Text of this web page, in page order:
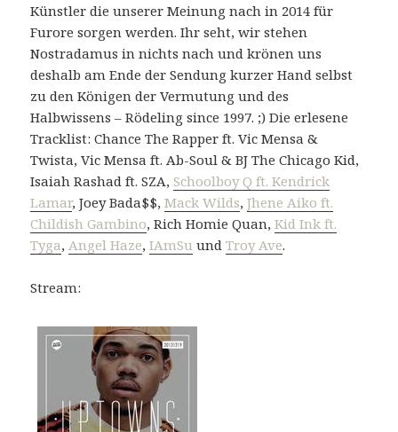
Künstler die unserer Meinung nach in 2014 für
Furore sorgen werden. Ihr seht, wir stehen
Nostradamus in nichts nach und krönen uns
deshalb am Ende der Sendung kurzer Hand selbst
zu den Königen der Vermutung und des
Halbwissens – Rödeling since 1997. ;) Die erlesene
Tracklist: Chance The Rapper ft. Vic Mensa &
Twista, Vic Mensa ft. Ab-Soul & BJ The Chicago Kid,
Isaiah Rashad ft. SZA,Schoolboy Q ft. Kendrick
Lamar, Joey Bada$$,Mack Wilds,Jhene Aiko ft.
Childish Gambino, Rich Homie Quan,Kid Ink ft.
Tyga,Angel Haze,IAmSu undTroy Ave.
Stream: